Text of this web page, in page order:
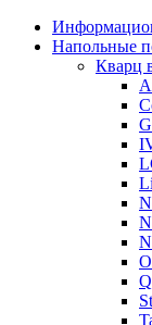
Напольные
Кварц